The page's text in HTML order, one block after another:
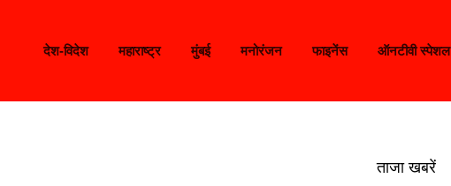
देश-विदेश महाराष्ट्र मुंबई मनोरंजन फाइनेंस ऑनटीवी स्पेशल
ताजा खबरें